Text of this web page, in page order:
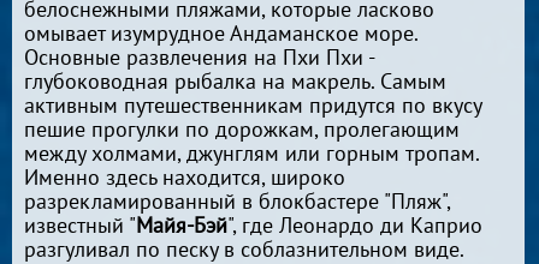
белоснежными пляжами, которые ласково
омывает изумрудное Андаманское море.
Основные развлечения на Пхи Пхи -
глубоководная рыбалка на макрель. Самым
активным путешественникам придутся по вкусу
пешие прогулки по дорожкам, пролегающим
между холмами, джунглям или горным тропам.
Именно здесь находится, широко
разрекламированный в блокбастере "Пляж",
известный "Майя-Бэй", где Леонардо ди Каприо
разгуливал по песку в соблазнительном виде.